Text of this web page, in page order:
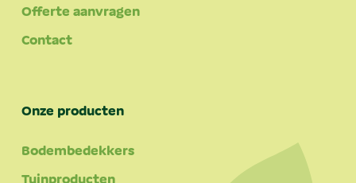
Offerte aanvragen
Contact
Onze producten
Bodembedekkers
Tuinproducten